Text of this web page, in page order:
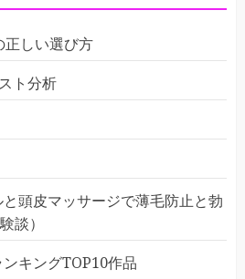
正しい選び方
ト分析
頭皮マッサージで薄毛防止と勃
談）
キングTOP10作品